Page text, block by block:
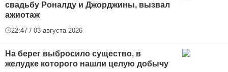
свадьбу Роналду и Джорджины, вызвал
ажиотаж
22:47 / 03 августа 2026
На берег выбросило существо, в
желудке которого нашли целую добычу